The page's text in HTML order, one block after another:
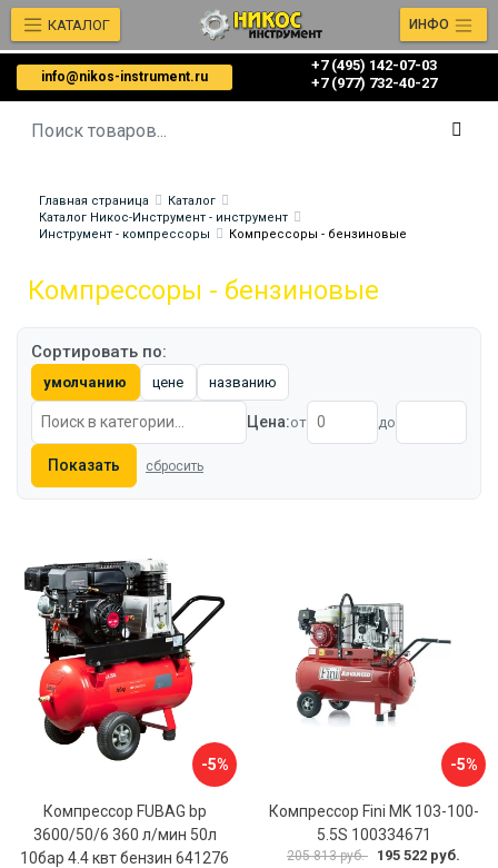
info@nikos-instrument.ru
+7 (495) 142-07-03
‎‎+7 (977) 732-40-27
КАТАЛОГ ИНФО
Главная страница
Каталог
Каталог Никос-Инструмент - инструмент
Инструмент - компрессоры
Компрессоры - бензиновые
Компрессоры - бензиновые
Сортировать по:
умолчанию цене названию
Цена:от до
Показать сбросить
-5%
Компрессор FUBAG bp
3600/50/6 360 л/мин 50л
10бар 4.4 квт бензин 641276
-5%
Компрессор Fini MK 103-100-
5.5S 100334671
205 813 руб. 195 522 руб.